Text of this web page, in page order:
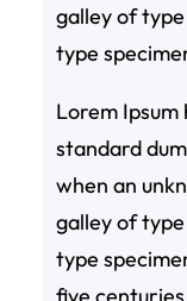
galley of
type
Lorem Ipsum
standard
when an
galley of
type
five